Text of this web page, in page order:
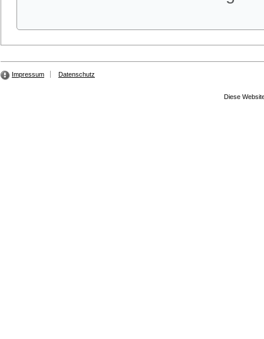
Impressum Datenschutz
Diese